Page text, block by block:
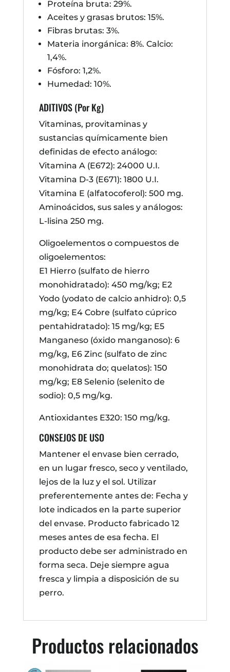
Proteína bruta: 29%.
Aceites y grasas brutos: 15%.
Fibras brutas: 3%.
Materia inorgánica: 8%. Calcio:
1,4%.
Fósforo: 1,2%.
Humedad: 10%.
ADITIVOS (Por Kg)
Vitaminas, provitaminas y
sustancias químicamente bien
definidas de efecto análogo:
Vitamina A (E672): 24000 U.I.
Vitamina D-3 (E671): 1800 U.I.
Vitamina E (alfatocoferol): 500 mg.
Aminoácidos, sus sales y análogos:
L-lisina 250 mg.
Oligoelementos o compuestos de
oligoelementos:
E1 Hierro (sulfato de hierro
monohidratado): 450 mg/kg; E2
Yodo (yodato de calcio anhidro): 0,5
mg/kg; E4 Cobre (sulfato cúprico
pentahidratado): 15 mg/kg; E5
Manganeso (óxido manganoso): 6
mg/kg, E6 Zinc (sulfato de zinc
monohidrata do; quelatos): 150
mg/kg; E8 Selenio (selenito de
sodio): 0,5 mg/kg.
Antioxidantes E320: 150 mg/kg.
CONSEJOS DE USO
Mantener el envase bien cerrado,
en un lugar fresco, seco y ventilado,
lejos de la luz y el sol. Utilizar
preferentemente antes de: Fecha y
lote indicados en la parte superior
del envase. Producto fabricado 12
meses antes de esa fecha. El
producto debe ser administrado en
forma seca. Deje siempre agua
fresca y limpia a disposición de su
perro.
Productos relacionados